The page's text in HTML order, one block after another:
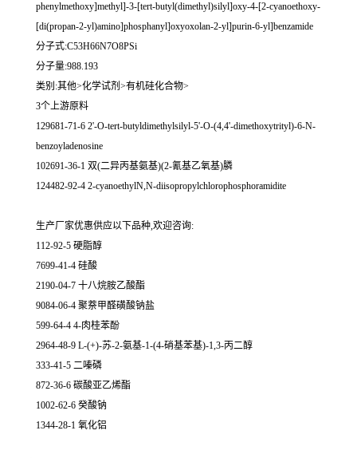
phenylmethoxy]methyl]-3-[tert-butyl(dimethyl)silyl]oxy-4-[2-cyanoethoxy-
[di(propan-2-yl)amino]phosphanyl]oxyoxolan-2-yl]purin-6-yl]benzamide
分子式:C53H66N7O8PSi
分子量:988.193
类别:其他>化学试剂>有机硅化合物>
3个上游原料
129681-71-6 2'-O-tert-butyldimethylsilyl-5'-O-(4,4'-dimethoxytrityl)-6-N-
benzoyladenosine
102691-36-1 双(二异丙基氨基)(2-氰基乙氧基)膦
124482-92-4 2-cyanoethylN,N-diisopropylchlorophosphoramidite
生产厂家优惠供应以下品种,欢迎咨询:
112-92-5 硬脂醇
7699-41-4 硅酸
2190-04-7 十八烷胺乙酸酯
9084-06-4 聚萘甲醛磺酸钠盐
599-64-4 4-肉桂苯酚
2964-48-9 L-(+)-苏-2-氨基-1-(4-硝基苯基)-1,3-丙二醇
333-41-5 二嗪磷
872-36-6 碳酸亚乙烯酯
1002-62-6 癸酸钠
1344-28-1 氧化铝